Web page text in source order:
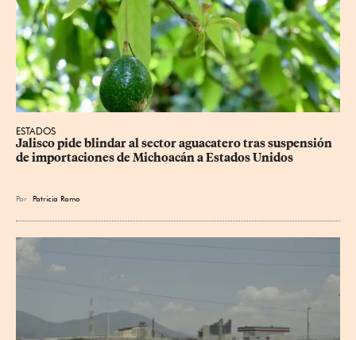
ESTADOS
Jalisco pide blindar al sector aguacatero tras suspensión
de importaciones de Michoacán a Estados Unidos
Por Patricia Romo